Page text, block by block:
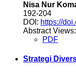
Nisa Nur
192-204
DOI: https://
Abstract
PDF
Strategi